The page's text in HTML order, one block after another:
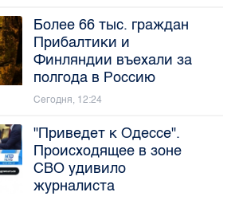
Более 66 тыс. граждан
Прибалтики и
Финляндии въехали за
полгода в Россию
Сегодня, 12:24
"Приведет к Одессе".
Происходящее в зоне
СВО удивило
журналиста